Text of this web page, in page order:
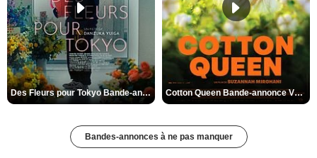
Des Fleurs pour Tokyo Bande-annonce VO STFR Cotton Queen Bande-annonce VO STFR
Bandes-annonces à ne pas manquer